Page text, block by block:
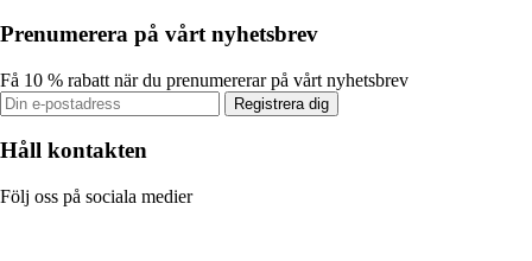
Prenumerera på vårt nyhetsbrev
Få 10 % rabatt när du prenumererar på vårt nyhetsbrev
Registrera dig
Håll kontakten
Följ oss på sociala medier